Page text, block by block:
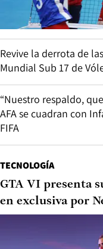
Revive la derrota de
Mundial Sub 17 de
“Nuestro respaldo,
AFA se cuadran con
FIFA
TECNOLOGÍA
GTA VI presenta
en exclusiva por